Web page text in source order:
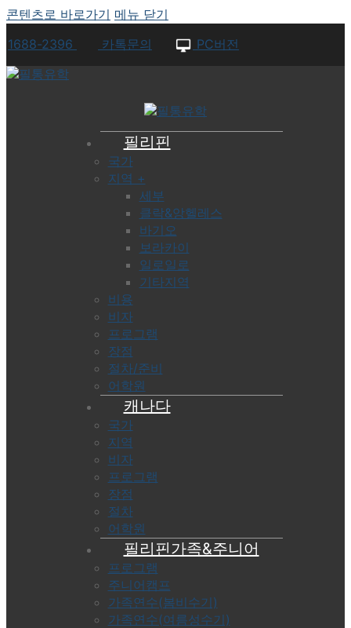
콘텐츠로 바로가기 메뉴 닫기
1688-2396
카톡문의 PC버전
필리핀
국가
지역 +
세부
클락&앙헬레스
바기오
보라카이
일로일로
기타지역
비용
비자
프로그램
장점
절차/준비
어학원
캐나다
국가
지역
비자
프로그램
장점
절차
어학원
필리핀가족&주니어
프로그램
주니어캠프
가족연수(봄비수기)
가족연수(여름성수기)